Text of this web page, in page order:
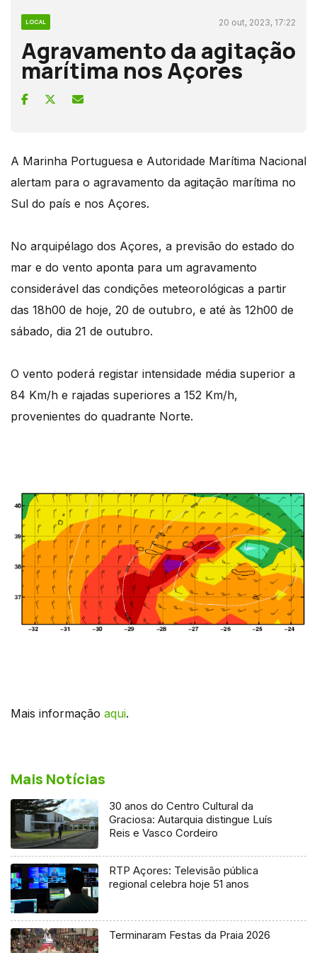
LOCAL 20 out, 2023, 17:22
Agravamento da agitação
marítima nos Açores
A Marinha Portuguesa e Autoridade Marítima Nacional
alertam para o agravamento da agitação marítima no
Sul do país e nos Açores.
No arquipélago dos Açores, a previsão do estado do
mar e do vento aponta para um agravamento
considerável das condições meteorológicas a partir
das 18h00 de hoje, 20 de outubro, e até às 12h00 de
sábado, dia 21 de outubro.
O vento poderá registar intensidade média superior a
84 Km/h e rajadas superiores a 152 Km/h,
provenientes do quadrante Norte.
Mais informação aqui.
Mais Notícias
30 anos do Centro Cultural da
Graciosa: Autarquia distingue Luís
Reis e Vasco Cordeiro
RTP Açores: Televisão pública
regional celebra hoje 51 anos
Terminaram Festas da Praia 2026